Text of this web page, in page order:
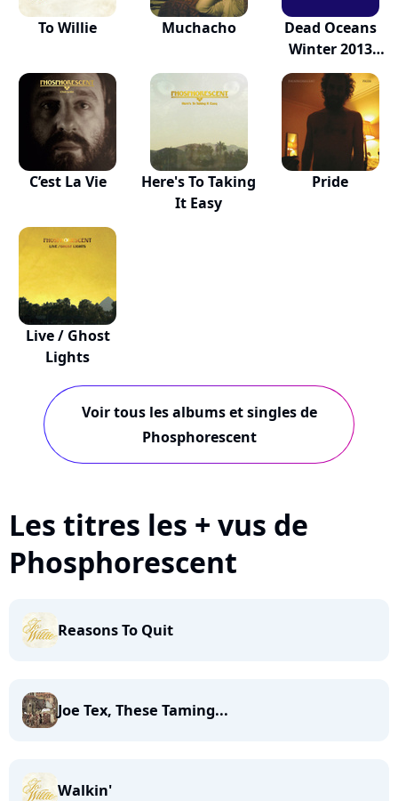
To Willie Muchacho
Dead Oceans
Winter 2013
Sampler
C’est La Vie
Here's To Taking
It Easy
Pride
Live / Ghost
Lights
Voir tous les albums et singles de
Phosphorescent
Les titres les + vus de
Phosphorescent
Reasons To Quit
Joe Tex, These Taming...
Walkin'